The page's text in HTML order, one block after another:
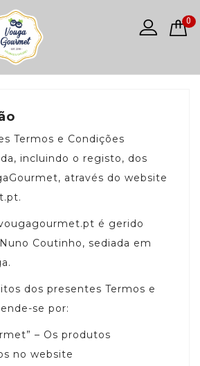
0
Termos e Condições
incluindo o registo, dos
através do website
é gerido
Coutinho, sediada em
dos presentes Termos e
se por:
– Os produtos
no website